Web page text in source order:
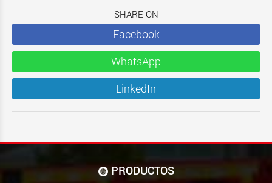
SHARE ON
Facebook
WhatsApp
LinkedIn
PRODUCTOS